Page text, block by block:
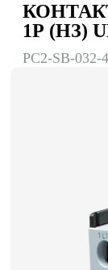
1Р (НЗ)
PC2-SB-032-